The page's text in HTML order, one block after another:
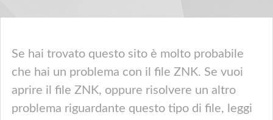
Se hai trovato questo sito è molto probabile
che hai un problema con il file ZNK. Se vuoi
aprire il file ZNK, oppure risolvere un altro
problema riguardante questo tipo di file, leggi